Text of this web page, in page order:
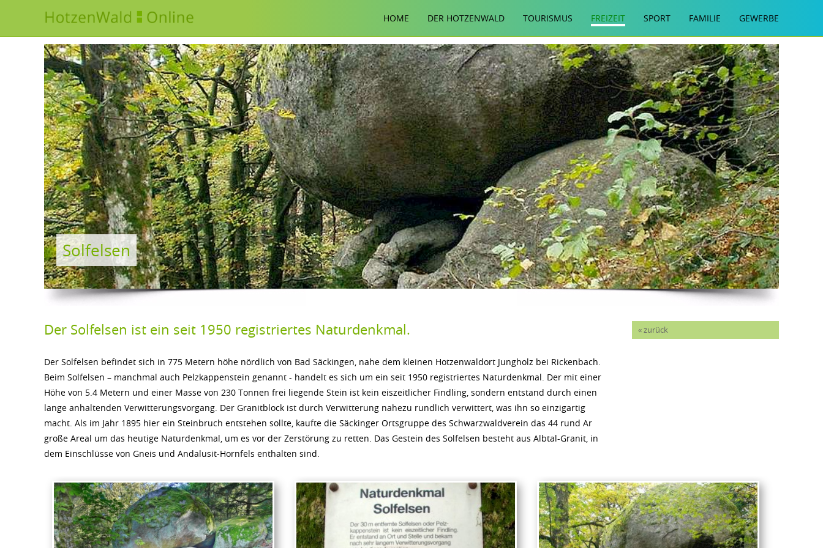
HOME DER HOTZENWALD TOURISMUS FREIZEIT SPORT FAMILIE GEWERBE
•
Solfelsen
Der Solfelsen ist ein seit 1950 registriertes Naturdenkmal.
Der Solfelsen befindet sich in 775 Metern höhe nördlich von Bad Säckingen, nahe dem kleinen Hotzenwaldort Jungholz bei Rickenbach.
Beim Solfelsen – manchmal auch Pelzkappenstein genannt - handelt es sich um ein seit 1950 registriertes Naturdenkmal. Der mit einer
Höhe von 5.4 Metern und einer Masse von 230 Tonnen frei liegende Stein ist kein eiszeitlicher Findling, sondern entstand durch einen
lange anhaltenden Verwitterungsvorgang. Der Granitblock ist durch Verwitterung nahezu rundlich verwittert, was ihn so einzigartig
macht. Als im Jahr 1895 hier ein Steinbruch entstehen sollte, kaufte die Säckinger Ortsgruppe des Schwarzwaldverein das 44 rund Ar
große Areal um das heutige Naturdenkmal, um es vor der Zerstörung zu retten. Das Gestein des Solfelsen besteht aus Albtal-Granit, in
dem Einschlüsse von Gneis und Andalusit-Hornfels enthalten sind.
« zurück